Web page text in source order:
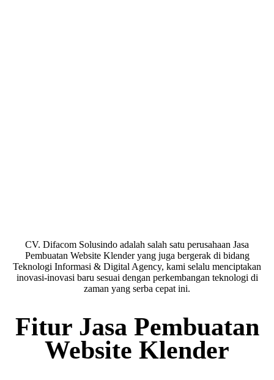
CV. Difacom Solusindo adalah salah satu perusahaan Jasa
Pembuatan Website Klender yang juga bergerak di bidang
Teknologi Informasi & Digital Agency, kami selalu menciptakan
inovasi-inovasi baru sesuai dengan perkembangan teknologi di
zaman yang serba cepat ini.
Fitur Jasa Pembuatan
Website Klender